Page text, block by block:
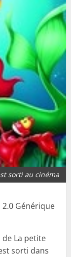
sorti au cinéma
Générique
La petite
sorti dans